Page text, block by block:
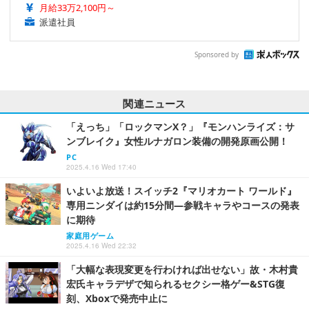
月給33万2,100円～
派遣社員
Sponsored by
関連ニュース
「えっち」「ロックマンX？」『モンハンライズ：サ
ンブレイク』女性ルナガロン装備の開発原画公開！
PC
2025.4.16 Wed 17:40
いよいよ放送！スイッチ2『マリオカート ワールド』
専用ニンダイは約15分間―参戦キャラやコースの発表
に期待
家庭用ゲーム
2025.4.16 Wed 22:32
「大幅な表現変更を行わければ出せない」故・木村貴
宏氏キャラデザで知られるセクシー格ゲー&STG復
刻、Xboxで発売中止に